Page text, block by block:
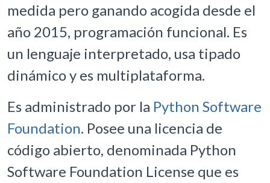
medida pero ganando acogida desde el
año 2015, programación funcional. Es
un lenguaje interpretado, usa tipado
dinámico y es multiplataforma.
Es administrado por la Python Software
Foundation. Posee una licencia de
código abierto, denominada Python
Software Foundation License que es